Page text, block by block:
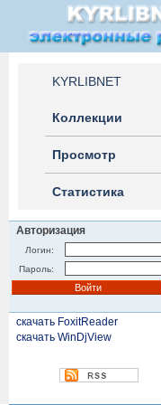
KYRLIBNET
Коллекции
Просмотр
Статистика
Авторизация
Логин:
Пароль:
скачать FoxitReader
скачать WinDjView